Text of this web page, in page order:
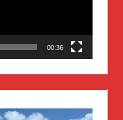
00:36